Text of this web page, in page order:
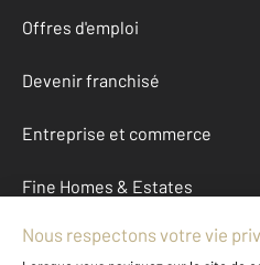
Offres d'emploi
Devenir franchisé
Entreprise et commerce
Fine Homes & Estates
À propos